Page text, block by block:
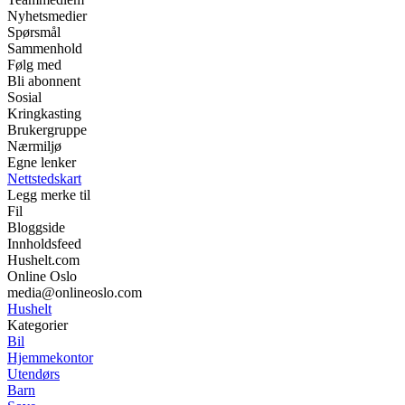
Nyhetsmedier
Spørsmål
Sammenhold
Følg med
Bli abonnent
Sosial
Kringkasting
Brukergruppe
Nærmiljø
Egne lenker
Nettstedskart
Legg merke til
Fil
Bloggside
Innholdsfeed
Hushelt.com
Online Oslo
media@onlineoslo.com
Hushelt
Kategorier
Bil
Hjemmekontor
Utendørs
Barn